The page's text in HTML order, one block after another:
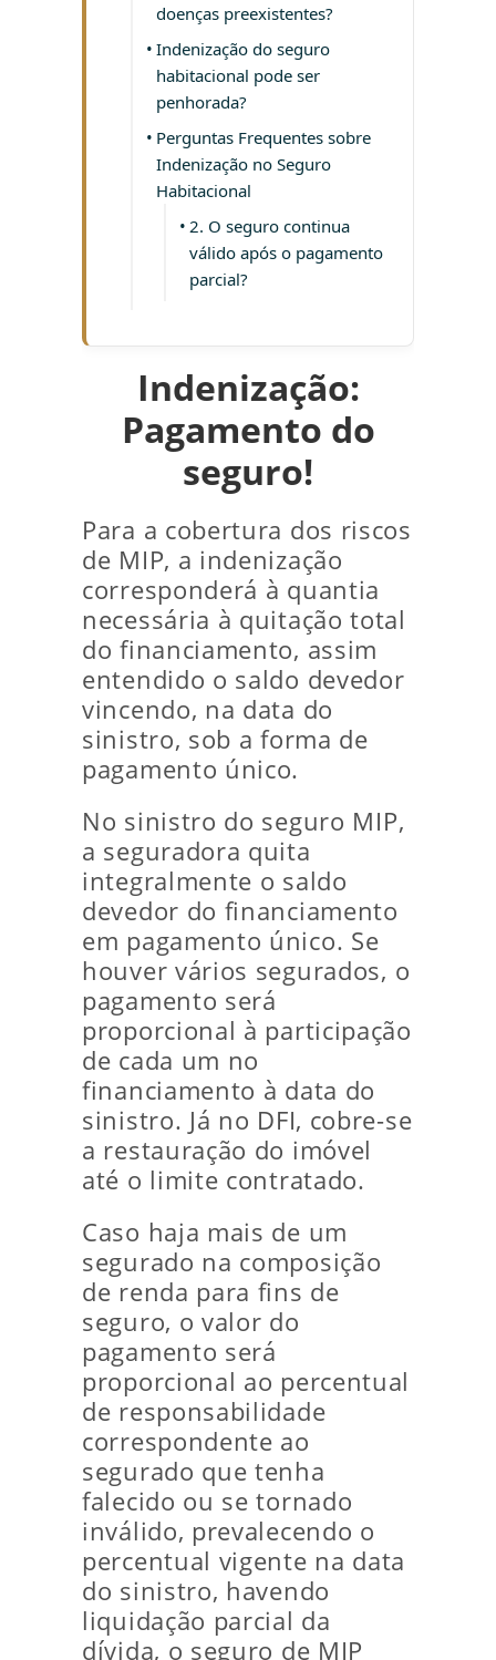
doenças preexistentes?
Indenização do seguro
habitacional pode ser
penhorada?
Perguntas Frequentes sobre
Indenização no Seguro
Habitacional
2. O seguro continua
válido após o pagamento
parcial?
Indenização:
Pagamento do
seguro!
Para a cobertura dos riscos
de MIP, a indenização
corresponderá à quantia
necessária à quitação total
do financiamento, assim
entendido o saldo devedor
vincendo, na data do
sinistro, sob a forma de
pagamento único.
No sinistro do seguro MIP,
a seguradora quita
integralmente o saldo
devedor do financiamento
em pagamento único. Se
houver vários segurados, o
pagamento será
proporcional à participação
de cada um no
financiamento à data do
sinistro. Já no DFI, cobre-se
a restauração do imóvel
até o limite contratado.
Caso haja mais de um
segurado na composição
de renda para fins de
seguro, o valor do
pagamento será
proporcional ao percentual
de responsabilidade
correspondente ao
segurado que tenha
falecido ou se tornado
inválido, prevalecendo o
percentual vigente na data
do sinistro, havendo
liquidação parcial da
dívida, o seguro de MIP